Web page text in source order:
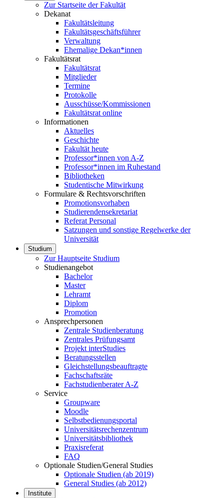
Zur Startseite der Fakultät
Dekanat
Fakultätsleitung
Fakultätsgeschäftsführer
Verwaltung
Ehemalige Dekan*innen
Fakultätsrat
Fakultätsrat
Mitglieder
Termine
Protokolle
Ausschüsse/Kommissionen
Fakultätsrat online
Informationen
Aktuelles
Geschichte
Fakultät heute
Professor*innen von A-Z
Professor*innen im Ruhestand
Bibliotheken
Studentische Mitwirkung
Formulare & Rechtsvorschriften
Promotionsvorhaben
Studierendensekretariat
Referat Personal
Satzungen und sonstige Regelwerke der
Universität
Studium
Zur Hauptseite Studium
Studienangebot
Bachelor
Master
Lehramt
Diplom
Promotion
Ansprechpersonen
Zentrale Studienberatung
Zentrales Prüfungsamt
Projekt interStudies
Beratungsstellen
Gleichstellungsbeauftragte
Fachschaftsräte
Fachstudienberater A-Z
Service
Groupware
Moodle
Selbstbedienungsportal
Universitätsrechenzentrum
Universitätsbibliothek
Praxisreferat
FAQ
Optionale Studien/General Studies
Optionale Studien (ab 2019)
General Studies (ab 2012)
Institute